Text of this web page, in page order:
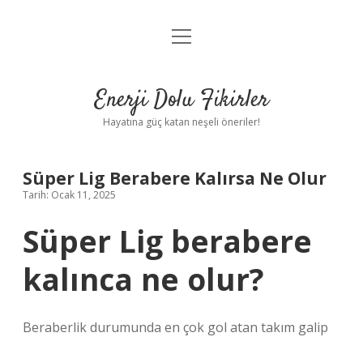
Anasayfa
Yasal Uyarı
menüyü
Enerji Dolu Fikirler
Hayatına güç katan neşeli öneriler!
Süper Lig Berabere Kalırsa Ne Olur
Tarih: Ocak 11, 2025
Süper Lig berabere
kalınca ne olur?
Beraberlik durumunda en çok gol atan takım galip